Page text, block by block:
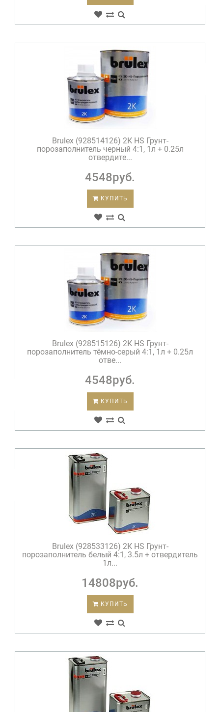
Brulex (928514126) 2К HS Грунт-
порозаполнитель черный 4:1, 1л + 0.25л
отвердите...
4548руб.
КУПИТЬ
Brulex (928515126) 2К HS Грунт-
порозаполнитель тёмно-серый 4:1, 1л + 0.25л
отве...
4548руб.
КУПИТЬ
Brulex (928533126) 2К HS Грунт-
порозаполнитель белый 4:1, 3.5л + отвердитель
1л...
14808руб.
КУПИТЬ